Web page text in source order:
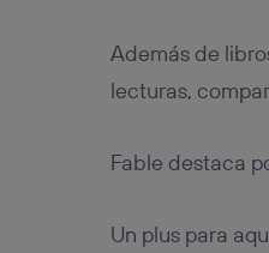
Además de
lecturas,
Fable destaca
Un plus para